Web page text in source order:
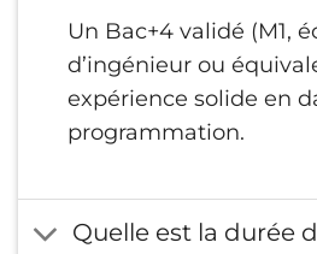
learning avancé, deep
moderne
Une approche complète
Un accompagnement
continu tout au long de
Un Bac+4 validé (M1,
d’ingénieur ou
expérience solide en
programmation.
Quelle est la durée